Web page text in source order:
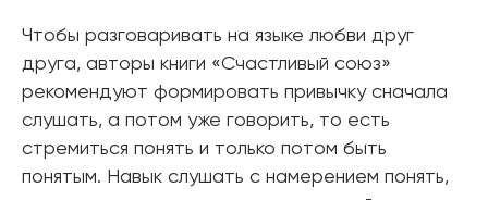
Чтобы разговаривать на языке любви друг
друга, авторы книги «Счастливый союз»
рекомендуют формировать привычку сначала
слушать, а потом уже говорить, то есть
стремиться понять и только потом быть
понятым. Навык слушать с намерением понять,